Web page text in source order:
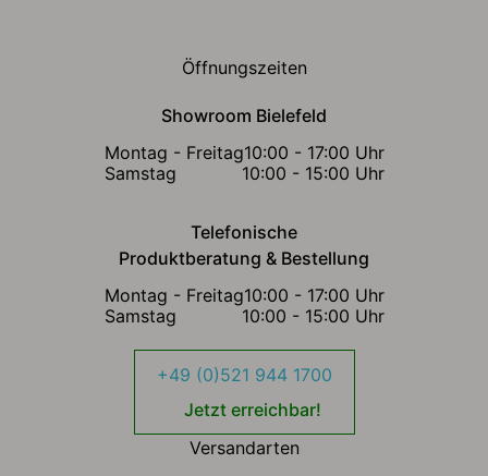
Öffnungszeiten
Showroom Bielefeld
Montag - Freitag10:00 - 17:00 Uhr
Samstag
10:00 - 15:00 Uhr
Telefonische
Produktberatung & Bestellung
Montag - Freitag10:00 - 17:00 Uhr
Samstag
10:00 - 15:00 Uhr
+49 (0)521 944 1700
Jetzt erreichbar!
Versandarten